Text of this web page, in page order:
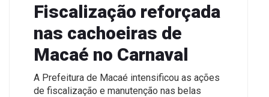
Fiscalização reforçada
nas cachoeiras de
Macaé no Carnaval
A Prefeitura de Macaé intensificou as ações
de fiscalização e manutenção nas belas